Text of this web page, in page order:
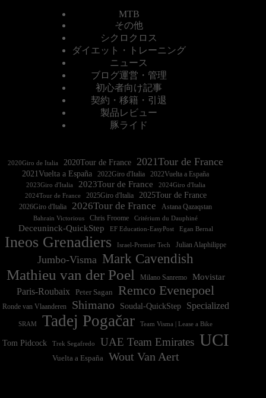
MTB
その他
シクロクロス
ダイエット・トレーニング
ニュース
ブログ運営・管理
初心者向け記事
契約・移籍・引退
製品レビュー
豚ライド
2020Giro de Italia 2020Tour de France 2021Tour de France
2021Vuelta a España 2022Vuelta a España
2023Giro d'Italia 2023Tour de France
2024Tour de France
2025Giro d'Italia 2025Tour de France
2026Giro d'Italia 2026Tour de France Astana Qazaqstan
Bahrain Victorious Chris Froome Critérium du Dauphiné
Deceuninck-QuickStep EF Education-EasyPost Egan Bernal
Ineos Grenadiers Israel-Premier Tech Julian Alaphilippe
Jumbo-Visma Mark Cavendish
Mathieu van der Poel Milano Sanremo
Movistar
Paris-Roubaix
Peter Sagan Remco Evenepoel
Ronde van Vlaanderen Shimano Soudal-QuickStep Specialized
SRAM Tadej Pogačar Team Visma | Lease a Bike
Tom Pidcock Trek Segafredo UAE Team Emirates UCI
Vuelta a España Wout Van Aert